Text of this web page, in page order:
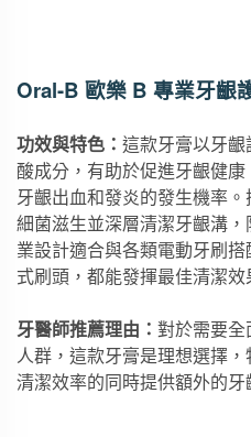
Oral-B 歐樂 B 專業牙齦
功效與特色： 這款牙膏以牙
酸成分，有助於促進牙齦健
牙齦出血和發炎的發生機率
細菌滋生並深層清潔牙齦溝
業設計適合與各類電動牙刷
式刷頭，都能發揮最佳清潔效
牙醫師推薦理由： 對於需要
人群，這款牙膏是理想選擇
清潔效率的同時提供額外的牙